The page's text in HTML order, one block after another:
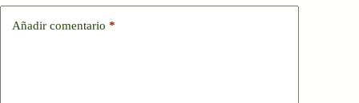
Añadir comentario *